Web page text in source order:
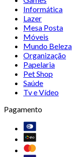
Informática
Lazer
Mesa Posta
Móveis
Mundo Beleza
Organização
Papelaria
Pet Shop
Saúde
Tv e Vídeo
Pagamento